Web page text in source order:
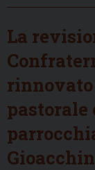
La